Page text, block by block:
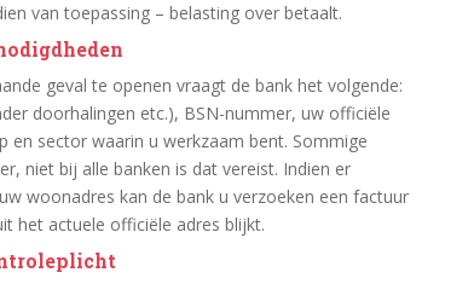
van toepassing – belasting over betaalt.
geval te openen vraagt de bank het volgende:
doorhalingen etc.), BSN-nummer, uw officiële
sector waarin u werkzaam bent. Sommige
niet bij alle banken is dat vereist. Indien er
woonadres kan de bank u verzoeken een factuur
het actuele officiële adres blijkt.